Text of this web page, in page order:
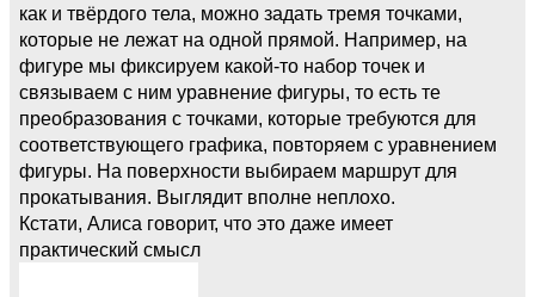
как и твёрдого тела, можно задать тремя точками,
которые не лежат на одной прямой. Например, на
фигуре мы фиксируем какой-то набор точек и
связываем с ним уравнение фигуры, то есть те
преобразования с точками, которые требуются для
соответствующего графика, повторяем с уравнением
фигуры. На поверхности выбираем маршрут для
прокатывания. Выглядит вполне неплохо.
Кстати, Алиса говорит, что это даже имеет
практический смысл